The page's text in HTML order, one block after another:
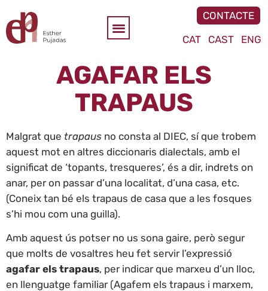
CONTACTE
CAT
CAST ENG
AGAFAR ELS
TRAPAUS
Malgrat que trapaus no consta al DIEC, sí que trobem
aquest mot en altres diccionaris dialectals, amb el
significat de ‘topants, tresqueres’, és a dir, indrets on
anar, per on passar d’una localitat, d’una casa, etc.
(Coneix tan bé els trapaus de casa que a les fosques
s’hi mou com una guilla).
Amb aquest ús potser no us sona gaire, però segur
que molts de vosaltres heu fet servir l’expressió
agafar els trapaus, per indicar que marxeu d’un lloc,
en llenguatge familiar (Agafem els trapaus i marxem,